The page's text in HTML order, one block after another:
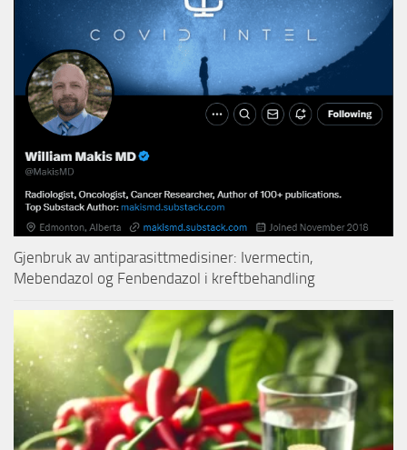
Gjenbruk av antiparasittmedisiner: Ivermectin,
Mebendazol og Fenbendazol i kreftbehandling